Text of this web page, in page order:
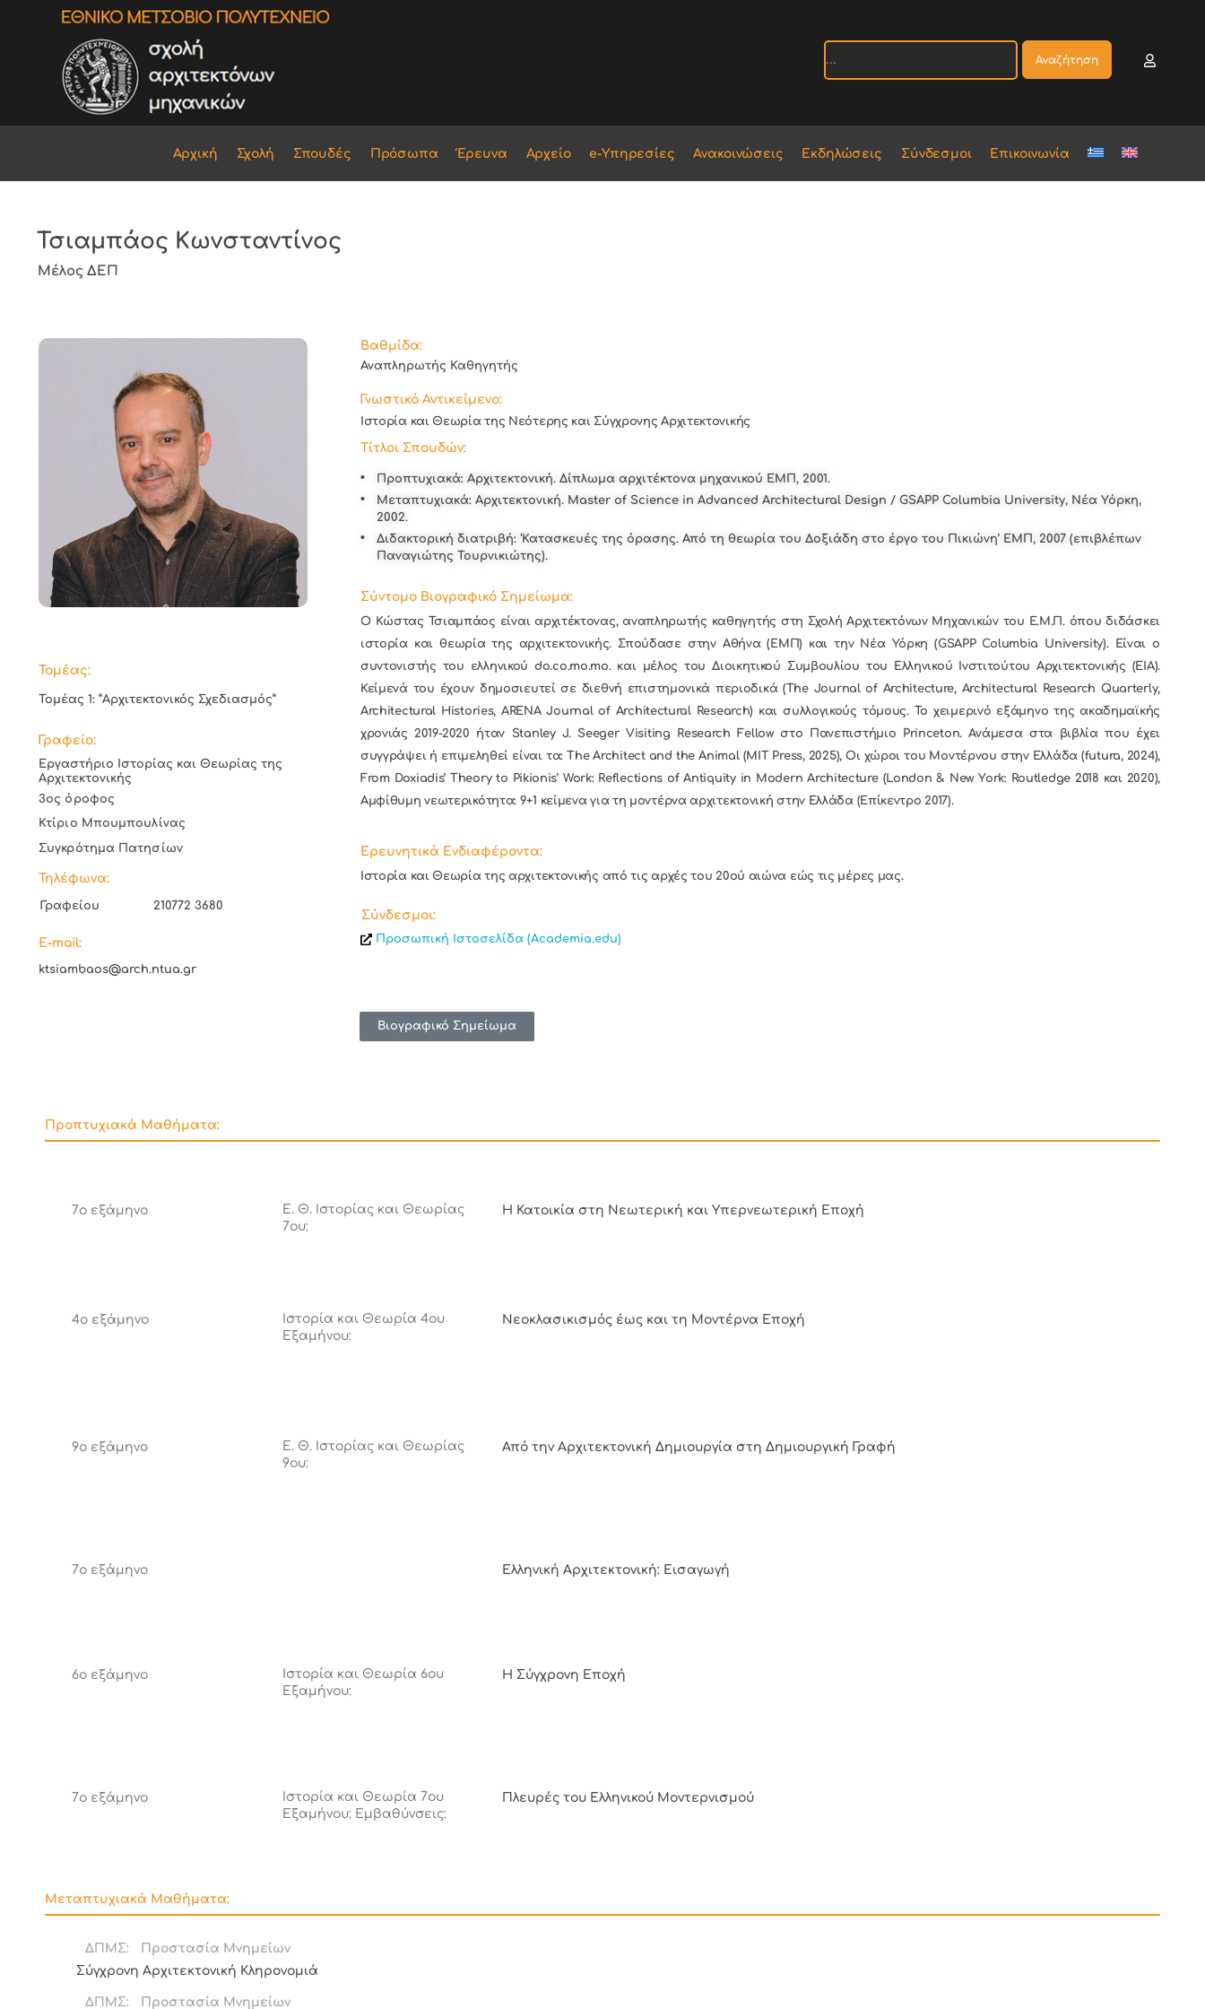
Αναζήτηση
Αρχική Σχολή Σπουδές Πρόσωπα Έρευνα Αρχείο e-Υπηρεσίες Ανακοινώσεις Εκδηλώσεις Σύνδεσμοι Επικοινωνία
Τσιαμπάος Κωνσταντίνος
Μέλος ΔΕΠ
Τομέας:
Τομέας 1: “Αρχιτεκτονικός Σχεδιασμός”
Γραφείο:
Εργαστήριο Ιστορίας και Θεωρίας της
Αρχιτεκτονικής
3ος όροφος
Κτίριο Μπουμπουλίνας
Συγκρότημα Πατησίων
Τηλέφωνα:
Γραφείου 210772 3680
E-mail:
ktsiambaos@arch.ntua.gr
Βαθμίδα:
Αναπληρωτής Καθηγητής
Γνωστικό Αντικείμενο:
Ιστορία και Θεωρία της Νεότερης και Σύγχρονης Αρχιτεκτονικής
Τίτλοι Σπουδών:
Προπτυχιακά: Αρχιτεκτονική. Δίπλωμα αρχιτέκτονα μηχανικού ΕΜΠ, 2001.
Μεταπτυχιακά: Αρχιτεκτονική. Master of Science in Advanced Architectural Design / GSAPP Columbia University, Νέα Υόρκη,
2002.
Διδακτορική διατριβή: ‘Κατασκευές της όρασης. Από τη θεωρία του Δοξιάδη στο έργο του Πικιώνη’ ΕΜΠ, 2007 (επιβλέπων
Παναγιώτης Τουρνικιώτης).
Σύντομο Βιογραφικό Σημείωμα:
Ο Κώστας Τσιαμπάος είναι αρχιτέκτονας, αναπληρωτής καθηγητής στη Σχολή Αρχιτεκτόνων Μηχανικών του Ε.Μ.Π. όπου διδάσκει
ιστορία και θεωρία της αρχιτεκτονικής. Σπούδασε στην Αθήνα (ΕΜΠ) και την Νέα Υόρκη (GSAPP Columbia University). Είναι ο
συντονιστής του ελληνικού do.co.mo.mo. και μέλος του Διοικητικού Συμβουλίου του Ελληνικού Ινστιτούτου Αρχιτεκτονικής (ΕΙΑ).
Κείμενά του έχουν δημοσιευτεί σε διεθνή επιστημονικά περιοδικά (The Journal of Architecture, Architectural Research Quarterly,
Architectural Histories, ARENA Journal of Architectural Research) και συλλογικούς τόμους. Το χειμερινό εξάμηνο της ακαδημαϊκής
χρονιάς 2019-2020 ήταν Stanley J. Seeger Visiting Research Fellow στο Πανεπιστήμιο Princeton. Ανάμεσα στα βιβλία που έχει
συγγράψει ή επιμεληθεί είναι τα: The Architect and the Animal (MIT Press, 2025), Οι χώροι του Μοντέρνου στην Ελλάδα (futura, 2024),
From Doxiadis’ Theory to Pikionis’ Work: Reflections of Antiquity in Modern Architecture (London & New York: Routledge 2018 και 2020),
Αμφίθυμη νεωτερικότητα: 9+1 κείμενα για τη μοντέρνα αρχιτεκτονική στην Ελλάδα (Επίκεντρο 2017).
Ερευνητικά Ενδιαφέροντα:
Ιστορία και Θεωρία της αρχιτεκτονικής από τις αρχές του 20ού αιώνα εώς τις μέρες μας.
Σύνδεσμοι:
Προσωπική Ιστοσελίδα (Academia.edu)
Βιογραφικό Σημείωμα
Προπτυχιακά Μαθήματα:
7ο εξάμηνο
Ε. Θ. Ιστορίας και Θεωρίας
7ου:
Η Κατοικία στη Νεωτερική και Υπερνεωτερική Εποχή
4ο εξάμηνο
Ιστορία και Θεωρία 4ου
Εξαμήνου:
Νεοκλασικισμός έως και τη Μοντέρνα Εποχή
9ο εξάμηνο
Ε. Θ. Ιστορίας και Θεωρίας
9ου:
Από την Αρχιτεκτονική Δημιουργία στη Δημιουργική Γραφή
7ο εξάμηνο Ελληνική Αρχιτεκτονική: Εισαγωγή
6ο εξάμηνο
Ιστορία και Θεωρία 6ου
Εξαμήνου:
Η Σύγχρονη Εποχή
7ο εξάμηνο
Ιστορία και Θεωρία 7ου
Εξαμήνου: Εμβαθύνσεις:
Πλευρές του Ελληνικού Μοντερνισμού
Μεταπτυχιακά Μαθήματα:
ΔΠΜΣ:
Προστασία Μνημείων
Σύγχρονη Αρχιτεκτονική Κληρονομιά
ΔΠΜΣ: Προστασία Μνημείων